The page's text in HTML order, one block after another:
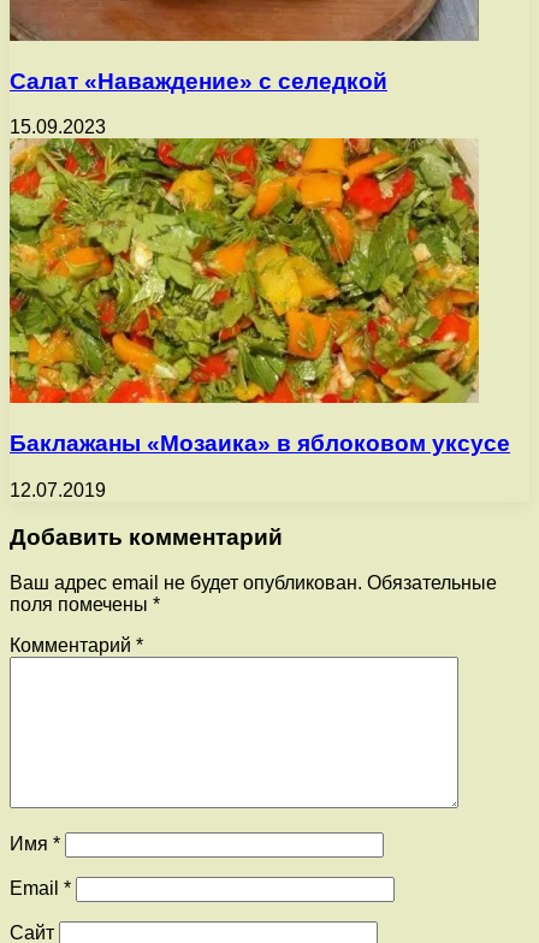
Салат «Наваждение» с селедкой
15.09.2023
Баклажаны «Мозаика» в яблоковом уксусе
12.07.2019
Добавить комментарий
Ваш адрес email не будет опубликован. Обязательные
поля помечены *
Комментарий *
Имя *
Email *
Сайт